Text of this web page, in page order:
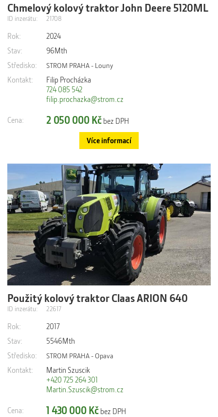
Výrobní číslo: 1P05120MARA000248 Rok výroby: 2024 JOHN
DEERE 5120ML Powr8, 32/16, max. rychlost 40 km/h Bez
Chmelový kolový traktor John Deere 5120ML
ID inzerátu: 21708
Rok:
2024
Stav:
96Mth
Středisko:
STROM PRAHA - Louny
Kontakt:
Filip Procházka
724 085 542
filip.prochazka@strom.cz
Cena: 2 050 000 Kč bez DPH
Více informací
Výrobní číslo:A3608302 Rok výroby: 2017 Nájezd: 5501 Mth
Motor: DPS Powertech o objemu 6,8 l Převodovka: převodovka
Použitý kolový traktor Claas ARION 640
ID inzerátu: 22617
Rok:
2017
Stav:
5546Mth
Středisko:
STROM PRAHA - Opava
Kontakt:
Martin Szuscik
+420 725 264 301
Martin.Szuscik@strom.cz
Cena: 1 430 000 Kč bez DPH